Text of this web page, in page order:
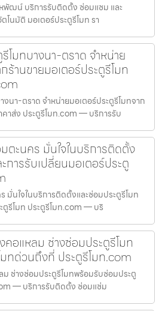
พัฒน์ บริการรับติดตั้ง ซ่อมแซม และ
โนมัติ มอเตอร์ประตูรีโมท รา
โมทบางนา-ตราด จำหน่าย
ร้านขายมอเตอร์ประตูรีโมท
งนา-ตราด จำหน่ายมอเตอร์ประตูรีโมทจาก
คาส่ง ประตูรีโมท.com — บริการรับ
ตะนคร มั่นใจในบริการติดตั้ง
การรับเปลี่ยนมอเตอร์ประตู
มั่นใจในบริการติดตั้งและซ่อมประตูรีโมท
ตูรีโมท ประตูรีโมท.com — บริ
คอแหลม ช่างซ่อมประตูรีโมท
ทด่วนถึงที่ ประตูรีโมท.com
ช่างซ่อมประตูรีโมทพร้อมรับซ่อมประตู
— บริการรับติดตั้ง ซ่อมแซ่ม